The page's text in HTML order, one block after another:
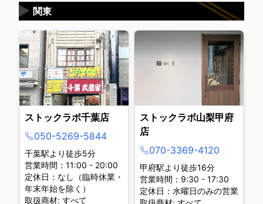
関東
▶
ストックラボ千葉店
050-5269-5844
千葉駅より徒歩5分
営業時間：11:00 - 20:00
定休日：なし（臨時休業・
年末年始を除く）
取扱商材: すべて
ストックラボ山梨甲府
店
070-3369-4120
甲府駅より徒歩16分
営業時間：9:30 - 17:30
定休日：水曜日のみの営業